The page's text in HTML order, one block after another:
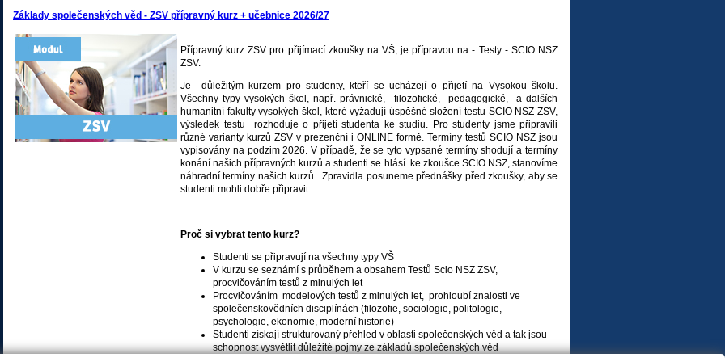
Základy společenských věd - ZSV přípravný kurz + učebnice 2026/27
Přípravný kurz ZSV pro přijímací zkoušky na VŠ, je přípravou na - Testy - SCIO NSZ
ZSV.
Je důležitým kurzem pro studenty, kteří se ucházejí o přijetí na Vysokou školu.
Všechny typy vysokých škol, např. právnické, filozofické, pedagogické, a dalších
humanitní fakulty vysokých škol, které vyžadují úspěšné složení testu SCIO NSZ ZSV,
výsledek testu rozhoduje o přijetí studenta ke studiu. Pro studenty jsme připravili
různé varianty kurzů ZSV v prezenční i ONLINE formě. Termíny testů SCIO NSZ jsou
vypisovány na podzim 2026. V případě, že se tyto vypsané termíny shodují a termíny
konání našich přípravných kurzů a studenti se hlásí ke zkoušce SCIO NSZ, stanovíme
náhradní termíny našich kurzů. Zpravidla posuneme přednášky před zkoušky, aby se
studenti mohli dobře připravit.
Proč si vybrat tento kurz?
Studenti se připravují na všechny typy VŠ
V kurzu se seznámí s průběhem a obsahem Testů Scio NSZ ZSV,
procvičováním testů z minulých let
Procvičováním modelových testů z minulých let, prohloubí znalosti ve
společenskovědních disciplínách (filozofie, sociologie, politologie,
psychologie, ekonomie, moderní historie)
Studenti získají strukturovaný přehled v oblasti společenských věd a tak jsou
schopnost vysvětlit důležité pojmy ze základů společenských věd